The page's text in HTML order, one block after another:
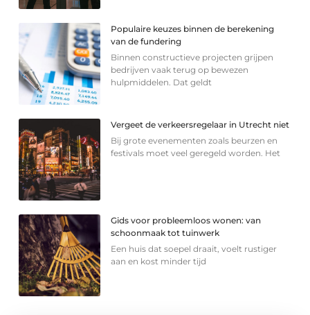
Populaire keuzes binnen de berekening
van de fundering
Binnen constructieve projecten grijpen
bedrijven vaak terug op bewezen
hulpmiddelen. Dat geldt
Vergeet de verkeersregelaar in Utrecht niet
Bij grote evenementen zoals beurzen en
festivals moet veel geregeld worden. Het
Gids voor probleemloos wonen: van
schoonmaak tot tuinwerk
Een huis dat soepel draait, voelt rustiger
aan en kost minder tijd